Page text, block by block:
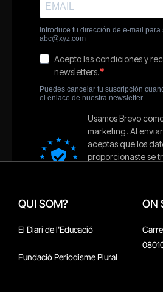
QUI SOM?
El Diari de l'Educació
Fundació Periodisme Plural
ON